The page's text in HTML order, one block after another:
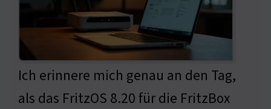
Ich erinnere mich genau an den Tag,
als das FritzOS 8.20 für die FritzBox